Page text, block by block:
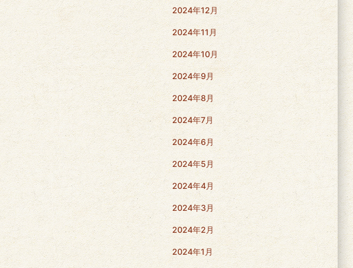
2024年12月
2024年11月
2024年10月
2024年9月
2024年8月
2024年7月
2024年6月
2024年5月
2024年4月
2024年3月
2024年2月
2024年1月